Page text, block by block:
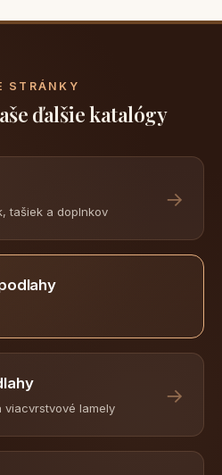
STRÁNKY
ďalšie katalógy
tašiek a doplnkov
→
viacvrstvové lamely
→